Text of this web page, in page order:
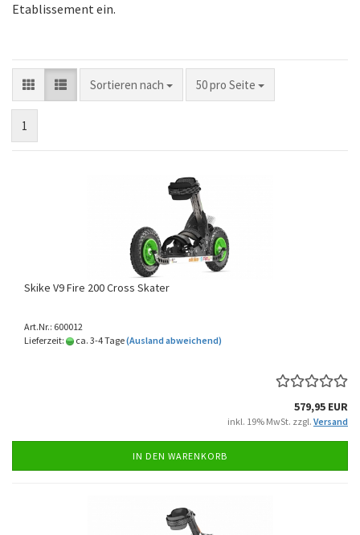
Etablissement ein.
Sortieren nach
Sortieren nach 50 pro Seite
pro Seite
1
Skike V9 Fire 200 Cross Skater
Art.Nr.: 600012
Lieferzeit:
ca. 3-4 Tage(Ausland abweichend)
579,95 EUR
inkl. 19% MwSt. zzgl. Versand
IN DEN WARENKORB